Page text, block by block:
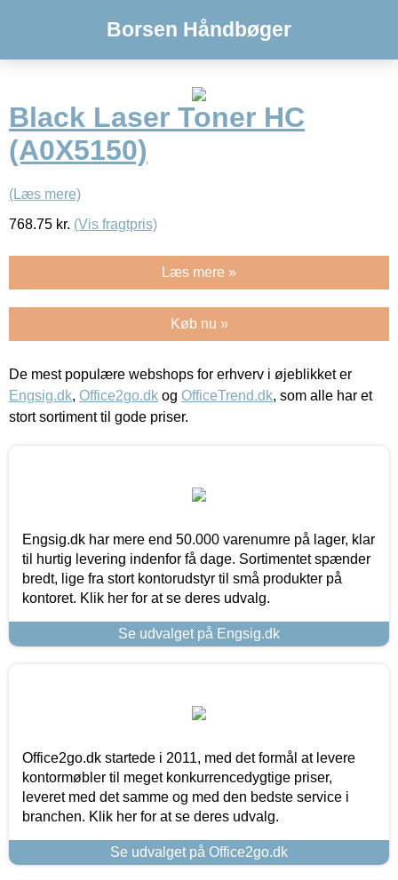
Borsen Håndbøger
Black Laser Toner HC
(A0X5150)
(Læs mere)
768.75 kr. (Vis fragtpris)
Læs mere »
Køb nu »
De mest populære webshops for erhverv i øjeblikket er
Engsig.dk, Office2go.dk og OfficeTrend.dk, som alle har et
stort sortiment til gode priser.
Engsig.dk har mere end 50.000 varenumre på lager, klar
til hurtig levering indenfor få dage. Sortimentet spænder
bredt, lige fra stort kontorudstyr til små produkter på
kontoret. Klik her for at se deres udvalg.
Se udvalget på Engsig.dk
Office2go.dk startede i 2011, med det formål at levere
kontormøbler til meget konkurrencedygtige priser,
leveret med det samme og med den bedste service i
branchen. Klik her for at se deres udvalg.
Se udvalget på Office2go.dk